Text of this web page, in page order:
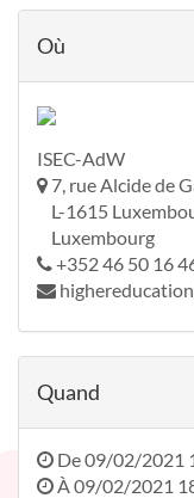
Où
ISEC-AdW
7, rue Alcide de
L-1615
Luxembourg
+352 46 50 16
Quand
De09/02/2021
À09/02/2021